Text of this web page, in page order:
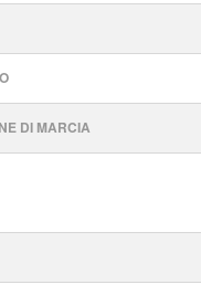
DI MARCIA